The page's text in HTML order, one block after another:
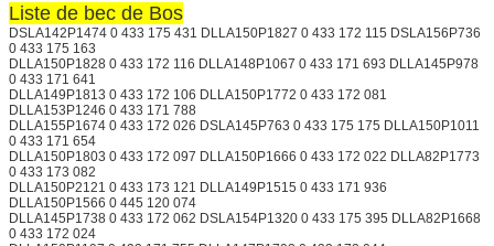
Liste de bec de Bos
DSLA142P1474 0 433 175 431 DLLA150P1827 0 433 172 115 DSLA156P736
0 433 175 163
DLLA150P1828 0 433 172 116 DLLA148P1067 0 433 171 693 DLLA145P978
0 433 171 641
DLLA149P1813 0 433 172 106 DLLA150P1772 0 433 172 081
DLLA153P1246 0 433 171 788
DLLA155P1674 0 433 172 026 DSLA145P763 0 433 175 175 DLLA150P1011
0 433 171 654
DLLA150P1803 0 433 172 097 DLLA150P1666 0 433 172 022 DLLA82P1773
0 433 173 082
DLLA150P2121 0 433 173 121 DLLA149P1515 0 433 171 936
DLLA150P1566 0 445 120 074
DLLA145P1738 0 433 172 062 DSLA154P1320 0 433 175 395 DLLA82P1668
0 433 172 024